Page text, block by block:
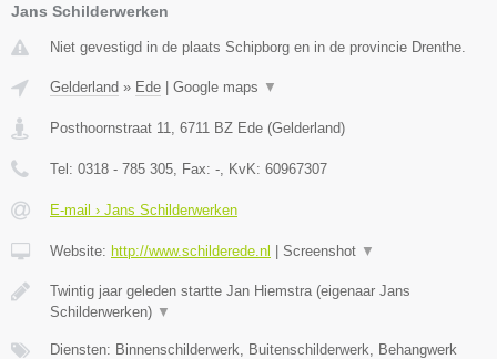
Jans Schilderwerken
Niet gevestigd in de plaats Schipborg en in de provincie Drenthe.
Gelderland » Ede Google maps ▼
Posthoornstraat 11 6711 BZ Ede (Gelderland)
Tel: 0318 - 785 305 , Fax: - , KvK: 60967307
E-mail › Jans Schilderwerken
Website: http://www.schilderede.nl Screenshot ▼
Twintig jaar geleden startte Jan Hiemstra (eigenaar Jans
Schilderwerken) ▼
Diensten: Binnenschilderwerk, Buitenschilderwerk, Behangwerk